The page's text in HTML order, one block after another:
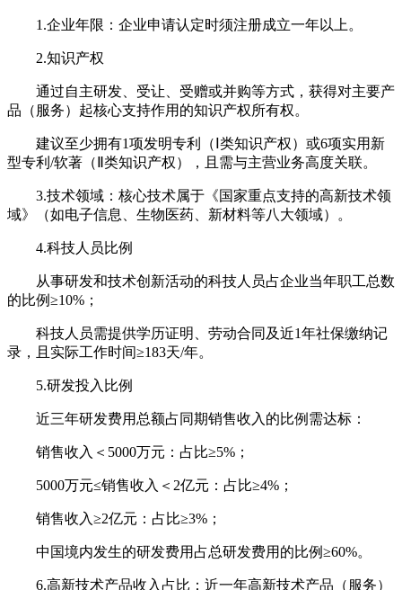
1.企业年限：企业申请认定时须注册成立一年以上。
2.知识产权
通过自主研发、受让、受赠或并购等方式，获得对主要产
品（服务）起核心支持作用的知识产权所有权。
建议至少拥有1项发明专利（Ⅰ类知识产权）或6项实用新
型专利/软著（Ⅱ类知识产权），且需与主营业务高度关联。
3.技术领域：核心技术属于《国家重点支持的高新技术领
域》（如电子信息、生物医药、新材料等八大领域）。
4.科技人员比例
从事研发和技术创新活动的科技人员占企业当年职工总数
的比例≥10%；
科技人员需提供学历证明、劳动合同及近1年社保缴纳记
录，且实际工作时间≥183天/年。
5.研发投入比例
近三年研发费用总额占同期销售收入的比例需达标：
销售收入＜5000万元：占比≥5%；
5000万元≤销售收入＜2亿元：占比≥4%；
销售收入≥2亿元：占比≥3%；
中国境内发生的研发费用占总研发费用的比例≥60%。
6.高新技术产品收入占比：近一年高新技术产品（服务）